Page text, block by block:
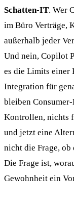
Schatten-IT. Wer
im Büro Verträge,
außerhalb jeder
Und nein, Copilot
es die Limits einer
Integration für
bleiben
Kontrollen, nichts
und jetzt eine
nicht die Frage, ob
Die Frage ist,
Gewohnheit ein